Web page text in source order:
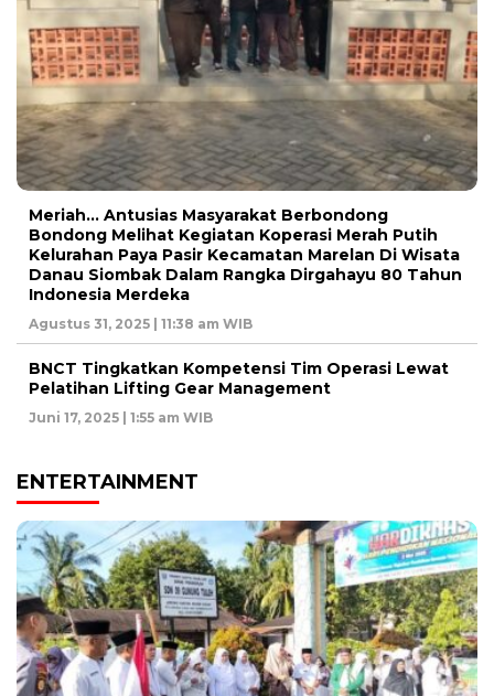
Meriah… Antusias Masyarakat Berbondong
Bondong Melihat Kegiatan Koperasi Merah Putih
Kelurahan Paya Pasir Kecamatan Marelan Di Wisata
Danau Siombak Dalam Rangka Dirgahayu 80 Tahun
Indonesia Merdeka
Agustus 31, 2025 | 11:38 am WIB
BNCT Tingkatkan Kompetensi Tim Operasi Lewat
Pelatihan Lifting Gear Management
Juni 17, 2025 | 1:55 am WIB
ENTERTAINMENT